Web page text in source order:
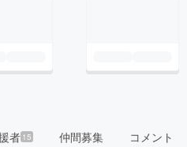
者 15 仲間募集 コメント